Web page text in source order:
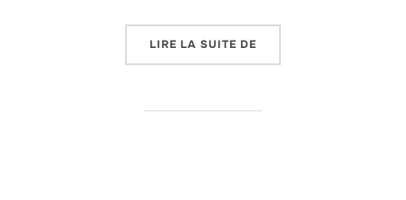
LIRE LA SUITE DE